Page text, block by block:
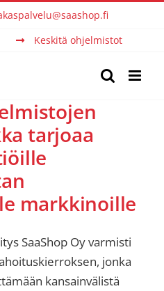
Keskitä ohjelmistot
tarjoaa
markkinoille
SaaShop Oy varmisti
jonka
kansainvälistä